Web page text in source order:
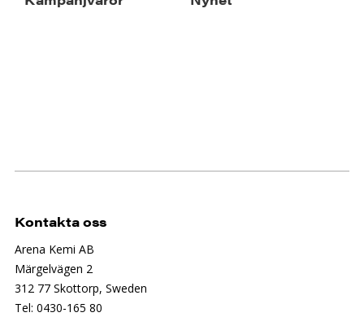
Kontakta oss
Arena Kemi AB
Märgelvägen 2
312 77 Skottorp, Sweden
Tel: 0430-165 80